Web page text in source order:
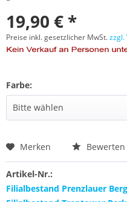
19,90 € *
Preise inkl. gesetzlicher MwSt.zzgl.
Farbe:
Merken Bewerten
Artikel-Nr.:
Filialbestand Prenzlauer